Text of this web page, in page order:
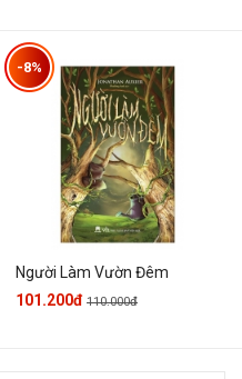
Người Làm Vườn Đêm
-8%
101.200đ 110.000đ